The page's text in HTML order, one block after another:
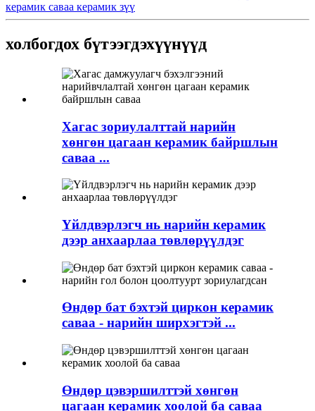
керамик саваа керамик зүү
холбогдох бүтээгдэхүүнүүд
Хагас зориулалттай нарийн
хөнгөн цагаан керамик байршлын
саваа ...
Үйлдвэрлэгч нь нарийн керамик
дээр анхаарлаа төвлөрүүлдэг
Өндөр бат бэхтэй циркон керамик
саваа - нарийн ширхэгтэй ...
Өндөр цэвэршилттэй хөнгөн
цагаан керамик хоолой ба саваа